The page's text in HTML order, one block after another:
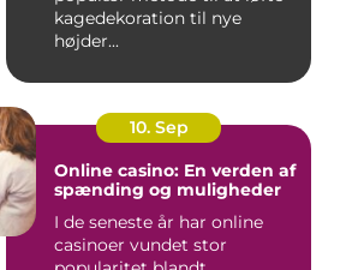
kagedekoration til nye
højder...
10. Sep
Online casino: En verden af
spænding og muligheder
I de seneste år har online
casinoer vundet stor